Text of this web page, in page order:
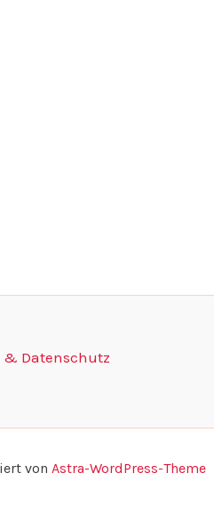
& Datenschutz
von Astra-WordPress-Theme